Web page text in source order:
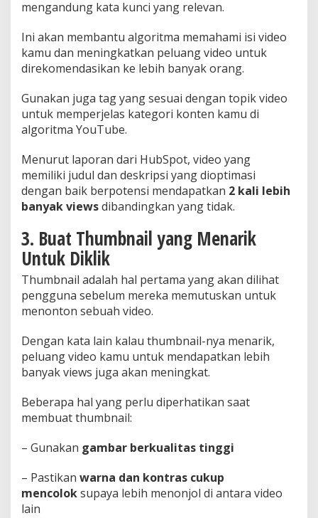
mengandung kata kunci yang relevan.
Ini akan membantu algoritma memahami isi video
kamu dan meningkatkan peluang video untuk
direkomendasikan ke lebih banyak orang.
Gunakan juga tag yang sesuai dengan topik video
untuk memperjelas kategori konten kamu di
algoritma YouTube.
Menurut laporan dari HubSpot, video yang
memiliki judul dan deskripsi yang dioptimasi
dengan baik berpotensi mendapatkan 2 kali lebih
banyak viewsdibandingkan yang tidak.
3. Buat Thumbnail yang Menarik
Untuk Diklik
Thumbnail adalah hal pertama yang akan dilihat
pengguna sebelum mereka memutuskan untuk
menonton sebuah video.
Dengan kata lain kalau thumbnail-nya menarik,
peluang video kamu untuk mendapatkan lebih
banyak views juga akan meningkat.
Beberapa hal yang perlu diperhatikan saat
membuat thumbnail:
– Gunakan gambar berkualitas tinggi
– Pastikan warna dan kontras cukup
mencoloksupaya lebih menonjol di antara video
lain